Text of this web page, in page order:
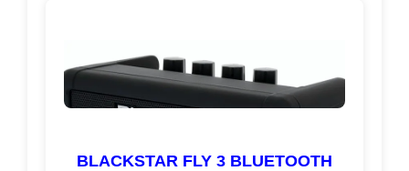
BLACKSTAR FLY 3 BLUETOOTH